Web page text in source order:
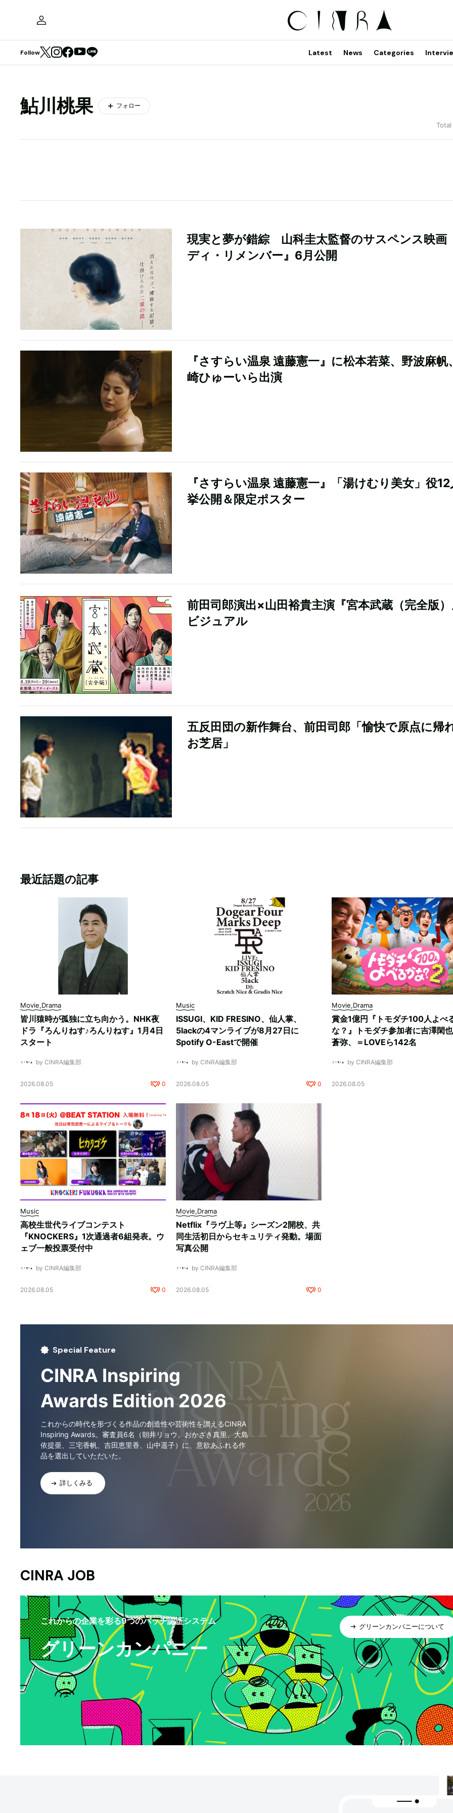
Follow Latest News Categories
鮎川桃果 フォロー
現実と夢が錯綜 山科圭太監督のサスペンス映画
ディ・リメンバー』6月公開
『さすらい温泉 遠藤憲一』に松本若菜、野波麻帆
崎ひゅーいら出演
『さすらい温泉 遠藤憲一』「湯けむり美女」役
挙公開＆限定ポスター
前田司郎演出×山田裕貴主演『宮本武蔵（完全版
ビジュアル
五反田団の新作舞台、前田司郎「愉快で原点に帰
お芝居」
最近話題の記事
Movie,Drama
皆川猿時が孤独に立ち向かう。NHK夜
ドラ『ろんりねす♪ろんりねす』1月4日
スタート
by CINRA編集部
2026.08.05 0
Music
ISSUGI、KID FRESINO、仙人掌、
5lackの4マンライブが8月27日に
Spotify O-Eastで開催
by CINRA編集部
2026.08.05 0
Movie,Drama
賞金1億円『トモダチ100人よべ
な？』トモダチ参加者に吉澤閑
蒼弥、＝LOVEら142名
by CINRA編集部
2026.08.05
Music
高校生世代ライブコンテスト
『KNOCKERS』1次通過者6組発表。ウ
ェブ一般投票受付中
by CINRA編集部
2026.08.05 0
Movie,Drama
Netflix『ラヴ上等』シーズン2開校、共
同生活初日からセキュリティ発動。場面
写真公開
by CINRA編集部
2026.08.05 0
Special Feature
CINRA Inspiring
Awards Edition 2026
これからの時代を形づくる作品の創造性や芸術性を讃えるCINRA
Inspiring Awards。審査員6名（朝井リョウ、おかざき真里、大島
依提亜、三宅香帆、吉田恵里香、山中遥子）に、意欲あふれる作
品を選出していただいた。
詳しくみる
CINRA JOB
これからの企業を彩る9つのバッヂ認証システム
グリーンカンパニー
グリーンカンパニーについて